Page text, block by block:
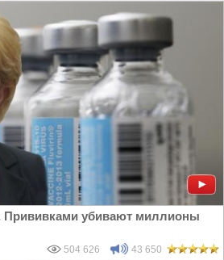
Прививками убивают миллионы
504 626 43 650